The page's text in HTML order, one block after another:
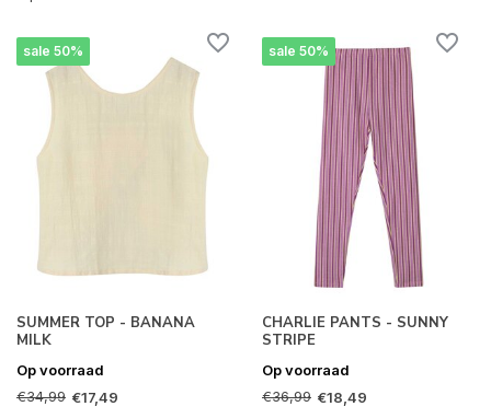
sale 50%
SUMMER TOP - BANANA
MILK
Op voorraad
€34,99 €17,49
sale 50%
CHARLIE PANTS - SUNNY
STRIPE
Op voorraad
€36,99 €18,49